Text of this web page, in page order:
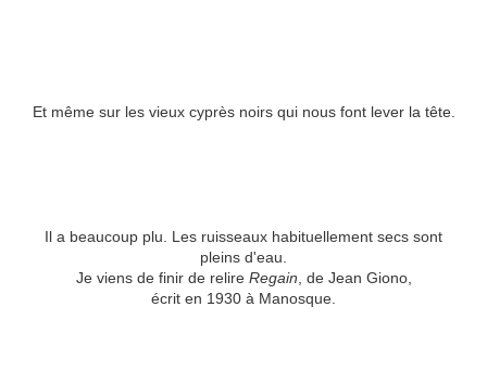
Et même sur les vieux cyprès noirs qui nous font lever la tête.
Il a beaucoup plu. Les ruisseaux habituellement secs sont
pleins d'eau.
Je viens de finir de relireRegain , de Jean Giono,
écrit en 1930 à Manosque.